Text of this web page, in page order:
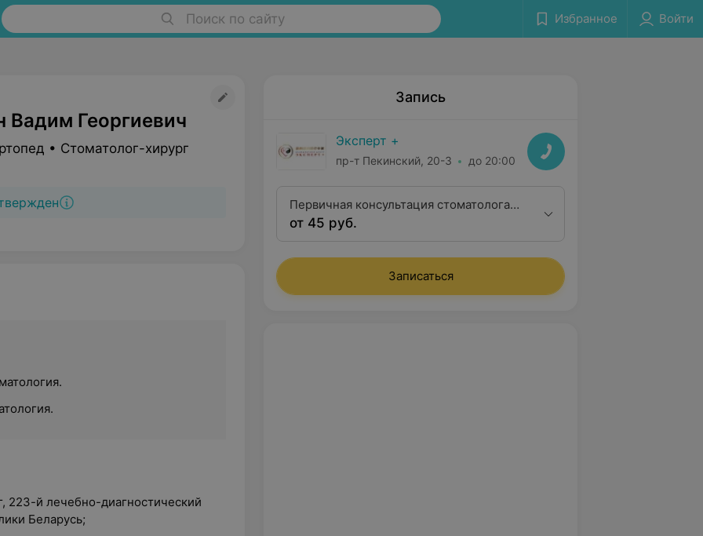
Поиск по сайту Избранное Войти
Георгиевич
• Стоматолог-хирург
223-й лечебно-диагностический
Беларусь;
Запись
Эксперт +
пр-т Пекинский, 20-3 до 20:00
Первичная консультация стоматолога-
хирурга
от 45 руб.
Записаться